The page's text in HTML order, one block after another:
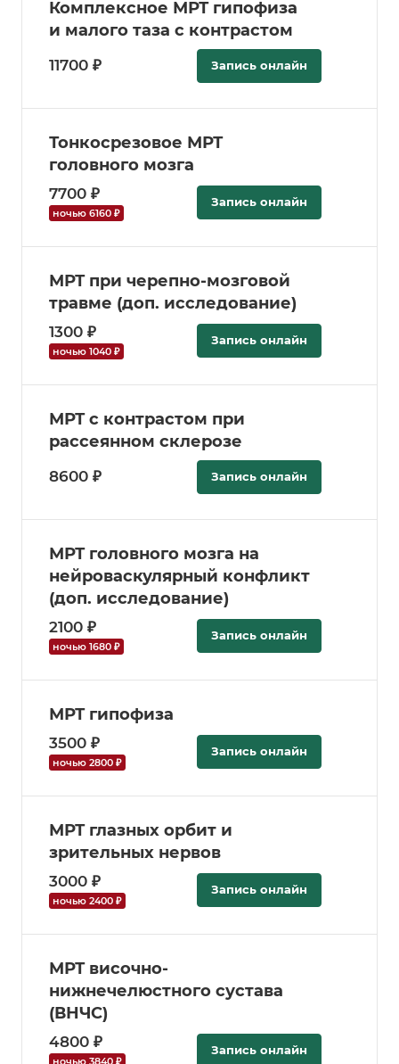
Комплексное МРТ гипофиза
и малого таза с контрастом
11700 ₽ Запись онлайн
Тонкосрезовое МРТ
головного мозга
7700 ₽
ночью 6160 ₽
Запись онлайн
МРТ при черепно-мозговой
травме (доп. исследование)
1300 ₽
ночью 1040 ₽
Запись онлайн
МРТ с контрастом при
рассеянном склерозе
8600 ₽ Запись онлайн
МРТ головного мозга на
нейроваскулярный конфликт
(доп. исследование)
2100 ₽
ночью 1680 ₽
Запись онлайн
МРТ гипофиза
3500 ₽
ночью 2800 ₽
Запись онлайн
МРТ глазных орбит и
зрительных нервов
3000 ₽
ночью 2400 ₽
Запись онлайн
МРТ височно-
нижнечелюстного сустава
(ВНЧС)
4800 ₽
ночью 3840 ₽
Запись онлайн